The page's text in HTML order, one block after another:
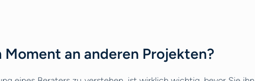
an anderen Projekten?